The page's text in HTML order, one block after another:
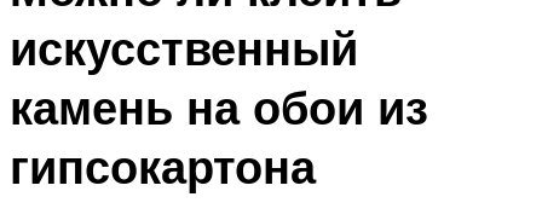
искусственный
камень на обои из
гипсокартона